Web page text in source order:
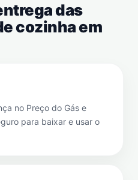
das
cozinha em
no Preço do Gás e
para baixar e usar o